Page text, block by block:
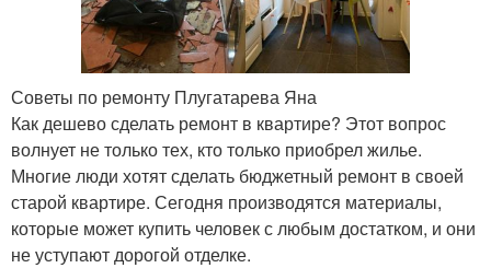
Советы по ремонту Плугатарева Яна
Как дешево сделать ремонт в квартире? Этот вопрос
волнует не только тех, кто только приобрел жилье.
Многие люди хотят сделать бюджетный ремонт в своей
старой квартире. Сегодня производятся материалы,
которые может купить человек с любым достатком, и они
не уступают дорогой отделке.